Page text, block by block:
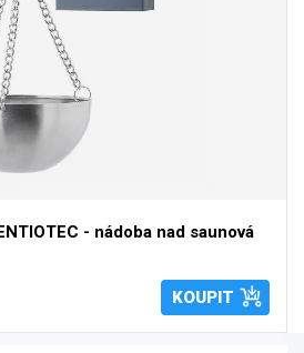
- nádoba nad saunová
KOUPIT